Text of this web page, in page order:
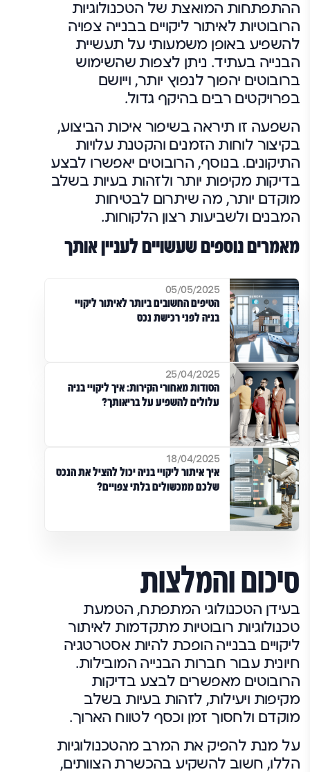
ההתפתחות המואצת של הטכנולוגיות
הרובוטיות לאיתור ליקויים בבנייה צפויה
להשפיע באופן משמעותי על תעשיית
הבנייה בעתיד. ניתן לצפות שהשימוש
ברובוטים יהפוך לנפוץ יותר, וייושם
בפרויקטים רבים בהיקף גדול.
השפעה זו תיראה בשיפור איכות הביצוע,
בקיצור לוחות הזמנים והקטנת עלויות
התיקונים. בנוסף, הרובוטים יאפשרו לבצע
בדיקות מקיפות יותר ולזהות בעיות בשלב
מוקדם יותר, מה שיתרום לבטיחות
המבנים ולשביעות רצון הלקוחות.
מאמרים נוספים שעשויים לעניין אותך
05/05/2025
הטיפים החשובים ביותר לאיתור ליקויי
בניה לפני רכישת נכס
25/04/2025
הסודות מאחורי הקירות: איך ליקויי בניה
עלולים להשפיע על בריאותך?
18/04/2025
איך איתור ליקויי בניה יכול להציל את הנכס
שלכם ממכשולים בלתי צפויים?
סיכום והמלצות
בעידן הטכנולוגי המתפתח, הטמעת
טכנולוגיות רובוטיות מתקדמות לאיתור
ליקויים בבנייה הופכת להיות אסטרטגיה
חיונית עבור חברות הבנייה המובילות.
הרובוטים מאפשרים לבצע בדיקות
מקיפות ויעילות, לזהות בעיות בשלב
מוקדם ולחסוך זמן וכסף לטווח הארוך.
על מנת להפיק את המרב מהטכנולוגיות
הללו, חשוב להשקיע בהכשרת הצוותים,